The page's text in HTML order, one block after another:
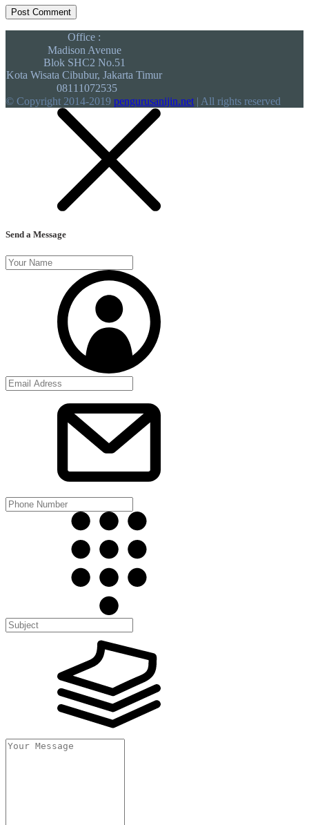
Office :
Madison Avenue
Blok SHC2 No.51
Kota Wisata Cibubur, Jakarta Timur
08111072535
© Copyright 2014-2019 pengurusanijin.net | All rights reserved
Send a Message